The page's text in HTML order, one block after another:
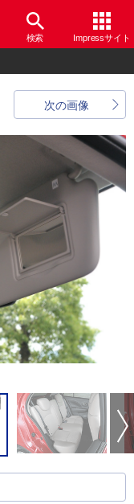
検索 Impressサイト
次の画像